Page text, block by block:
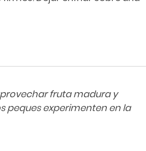
fruta madura y
peques experimenten en la